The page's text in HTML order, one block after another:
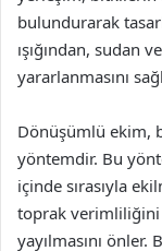
bulundurarak
ışığından, sudan
yararlanmasını
Dönüşümlü ekim,
yöntemdir. Bu
içinde sırasıyla
toprak verimliliğini
yayılmasını önler.